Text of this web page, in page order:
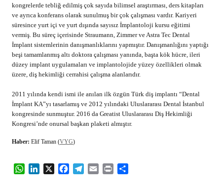
kongrelerde tebliğ edilmiş çok sayıda bilimsel araştırması, ders kitapları
ve ayrıca konferans olarak sunulmuş bir çok çalışması vardır. Kariyeri
süresince yurt içi ve yurt dışında sayısız İmplantoloji kursu eğitimi
vermiş. Bu süreç içerisinde Straumann, Zimmer ve Astra Tec Dental
İmplant sistemlerinin danışmanlıklarını yapmıştır. Danışmanlığını yaptığı
beşi tamamlanmış altı doktora çalışması yanında, başta kök hücre, ileri
düzey implant uygulamaları ve implantolojide yüzey özellikleri olmak
üzere, diş hekimliği cerrahisi çalışma alanlarıdır.
2011 yılında kendi ismi ile anılan ilk özgün Türk diş implantı “Dental
İmplant KA”yı tasarlamış ve 2012 yılındaki Uluslararası Dental İstanbul
kongresinde sunmuştur. 2016 da Greatist Uluslararası Diş Hekimliği
Kongresi’nde onursal başkan plaketi almıştır.
Haber: Elif Taman (VYG)
WhatsApp
LinkedIn
X Facebook
Telegram
Email Print